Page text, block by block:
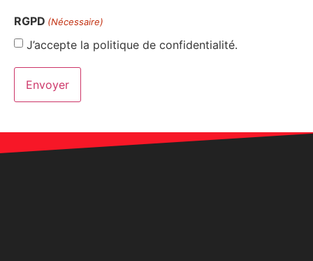
RGPD (Nécessaire)
J’accepte la politique de confidentialité.